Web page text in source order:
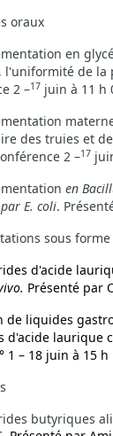
oraux
en
l'uniformité de la
2 –17 juin à 11 h
des truies et
2 –17
en
par E. coli.
sous
d'acide
Présenté par
de liquides
d'acide laurique
1 – 18 juin à 15 h
butyriques